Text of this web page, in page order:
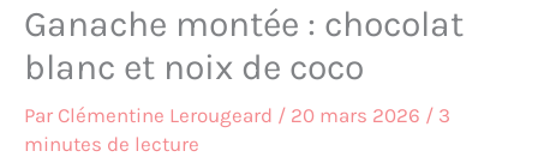
Ganache montée : chocolat
blanc et noix de coco
Par Clémentine Lerougeard / 20 mars 2026 / 3
minutes de lecture